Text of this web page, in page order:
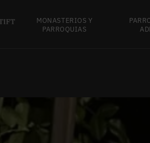
MONASTERIOS Y
PARROQUIAS